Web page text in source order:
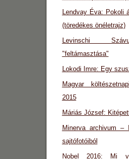
Lendvay Éva: Pokoli
(töredékes önéletrajz)
Levinschi
"feltámasztása"
Lokodi Imre: Egy
Magyar
2015
Máriás József:
Minerva archivum –
sajtófotóiból
Nobel 2016: Mi